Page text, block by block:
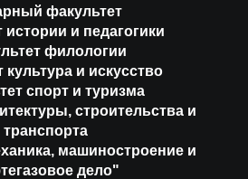
факультет
истории и педагогики
филологии
культура и искусство
спорт и туризма
строительства и
транспорта
машиностроение и
дело"